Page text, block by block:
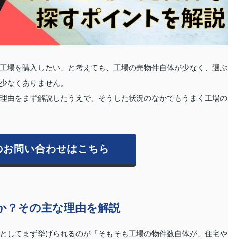
場を購入したい」と考えても、工場の売物件自体が少なく、選ぶ
なくありません。
由をまず解説したうえで、そうした状況のなかでもうまく工場の
問い合わせはこちら
？その主な理由を解説
してまず挙げられるのが「そもそも工場の物件数自体が、住宅や